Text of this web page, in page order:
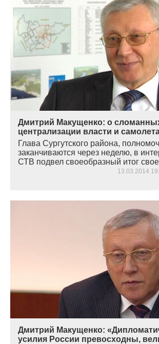
Дмитрий Макущенко: о
централизации власти и
Глава Сургутского района,
заканчиваются через неделю, в
СТВ подвел своеобразный итог
13.03.2014
Дмитрий Макущенко:
усилия России превосходны,